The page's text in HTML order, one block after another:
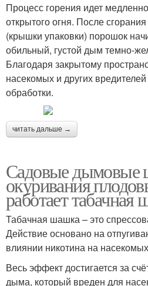
Процесс горения идет
открытого огня. После
(крышки упаковки) порошок
обильный, густой дым темно-
Благодаря закрытому
насекомых и других
обработки.
читать дальше →
Садовые дымовые
окуривания
работает
Табачная шашка – это
Действие основано на
влиянии никотина на
Весь эффект достигается за
дыма, который вреден для